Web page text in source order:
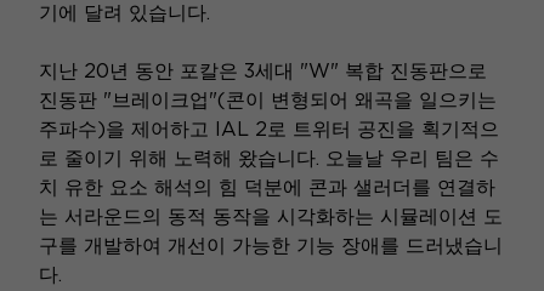
기에 달려 있습니다.
지난 20년 동안 포칼은 3세대 "W" 복합 진동판으로
진동판 "브레이크업"(콘이 변형되어 왜곡을 일으키는
주파수)을 제어하고 IAL 2로 트위터 공진을 획기적으
로 줄이기 위해 노력해 왔습니다. 오늘날 우리 팀은 수
치 유한 요소 해석의 힘 덕분에 콘과 샐러더를 연결하
는 서라운드의 동적 동작을 시각화하는 시뮬레이션 도
구를 개발하여 개선이 가능한 기능 장애를 드러냈습니
다.